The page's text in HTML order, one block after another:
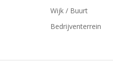
Wijk / Buurt
Bedrijventerrein